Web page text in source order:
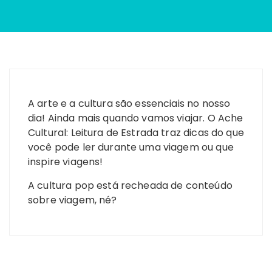
A arte e a cultura são essenciais no nosso
dia! Ainda mais quando vamos viajar. O Ache
Cultural: Leitura de Estrada traz dicas do que
você pode ler durante uma viagem ou que
inspire viagens!
A cultura pop está recheada de conteúdo
sobre viagem, né?